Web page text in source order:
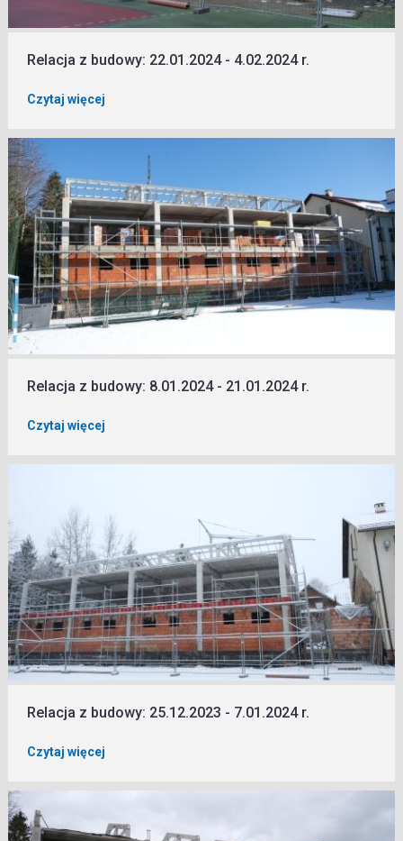
Relacja z budowy: 22.01.2024 - 4.02.2024 r.
Czytaj więcej
Relacja z budowy: 8.01.2024 - 21.01.2024 r.
Czytaj więcej
Relacja z budowy: 25.12.2023 - 7.01.2024 r.
Czytaj więcej